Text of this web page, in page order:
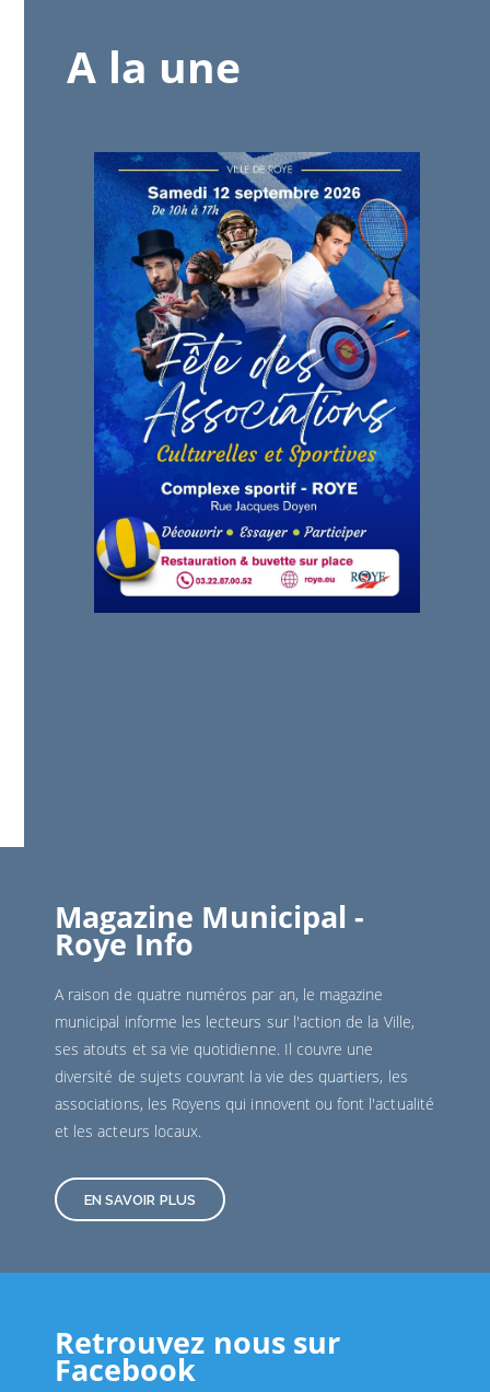
A la une
Magazine Municipal -
Roye Info
A raison de quatre numéros par an, le magazine
municipal informe les lecteurs sur l'action de la Ville,
ses atouts et sa vie quotidienne. Il couvre une
diversité de sujets couvrant la vie des quartiers, les
associations, les Royens qui innovent ou font l'actualité
et les acteurs locaux.
EN SAVOIR PLUS
Retrouvez nous sur
Facebook